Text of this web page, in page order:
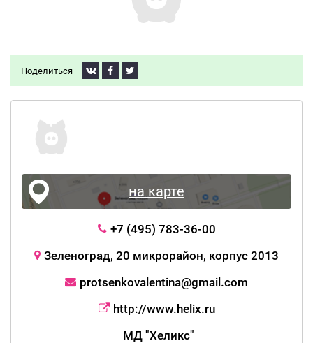
Поделиться
на карте
+7 (495) 783-36-00
Зеленоград, 20 микрорайон, корпус 2013
protsenkovalentina@gmail.com
http://www.helix.ru
МД "Хеликс"